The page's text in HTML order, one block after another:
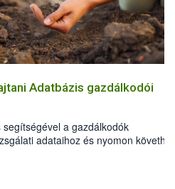
Adatbázis gazdálkodói
a gazdálkodók
adataihoz és nyomon
feltétele, hogy a
(MÁK) ügyfélazonosítóval. A
az online felület használatát.